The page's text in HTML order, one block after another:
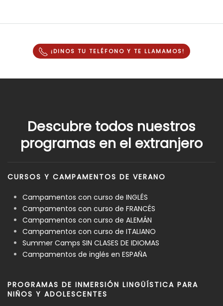
¡DINOS TU TELÉFONO Y TE LLAMAMOS!
Descubre todos nuestros
programas en el extranjero
CURSOS Y CAMPAMENTOS DE VERANO
Campamentos con curso de INGLÉS
Campamentos con curso de FRANCÉS
Campamentos con curso de ALEMÁN
Campamentos con curso de ITALIANO
Summer Camps SIN CLASES DE IDIOMAS
Campamentos de inglés en ESPAÑA
PROGRAMAS DE INMERSIÓN LINGÜÍSTICA PARA
NIÑOS Y ADOLESCENTES